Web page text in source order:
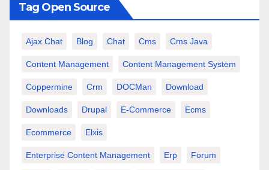
Tag Open Source
Ajax Chat Blog Chat Cms Cms Java
Content Management Content Management System
Coppermine Crm DOCMan Download
Downloads Drupal E-Commerce Ecms
Ecommerce Elxis
Enterprise Content Management Erp Forum